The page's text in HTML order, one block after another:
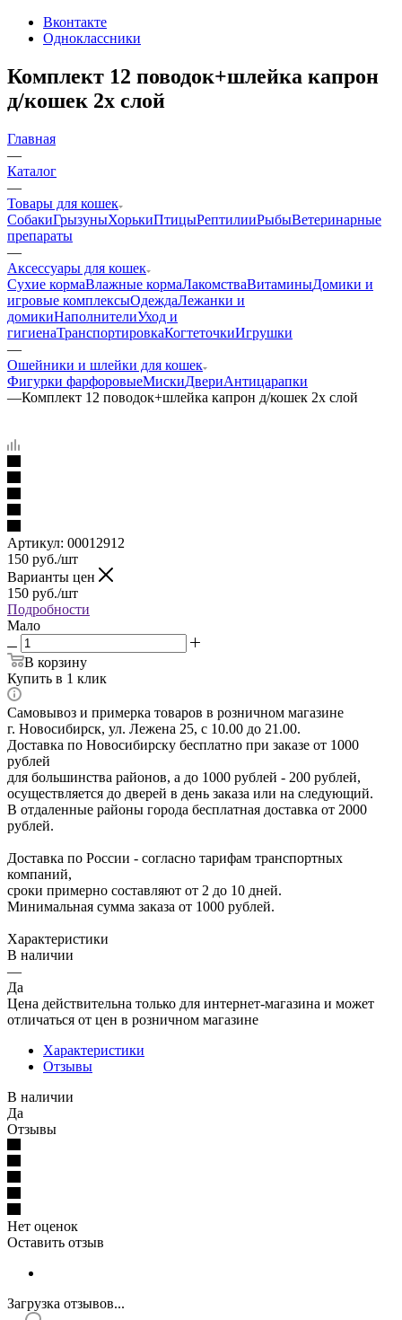
Вконтакте
Одноклассники
Комплект 12 поводок+шлейка капрон
д/кошек 2х слой
Главная
—
Каталог
—
Товары для кошек
СобакиГрызуныХорькиПтицыРептилииРыбыВетеринарные
препараты
—
Аксессуары для кошек
Сухие кормаВлажные кормаЛакомстваВитаминыДомики и
игровые комплексыОдеждаЛежанки и
домикиНаполнителиУход и
гигиенаТранспортировкаКогтеточкиИгрушки
—
Ошейники и шлейки для кошек
Фигурки фарфоровыеМискиДвериАнтицарапки
—Комплект 12 поводок+шлейка капрон д/кошек 2х слой
Артикул: 00012912
150 руб./шт
Варианты цен
150 руб./шт
Подробности
Мало
В корзину
Купить в 1 клик
Самовывоз и примерка товаров в розничном магазине
г. Новосибирск, ул. Лежена 25, с 10.00 до 21.00.
Доставка по Новосибирску бесплатно при заказе от 1000
рублей
для большинства районов, а до 1000 рублей - 200 рублей,
осуществляется до дверей в день заказа или на следующий.
В отдаленные районы города бесплатная доставка от 2000
рублей.
Доставка по России - согласно тарифам транспортных
компаний,
сроки примерно составляют от 2 до 10 дней.
Минимальная сумма заказа от 1000 рублей.
Характеристики
В наличии
—
Да
Цена действительна только для интернет-магазина и может
отличаться от цен в розничном магазине
Характеристики
Отзывы
В наличии
Да
Отзывы
Нет оценок
Оставить отзыв
Загрузка отзывов...